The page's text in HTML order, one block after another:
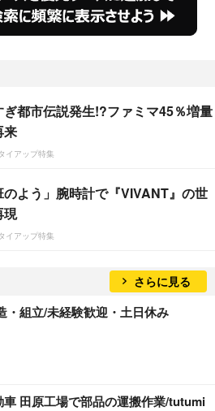
ぎ都市伝説発生!?ファミマ45％増量
来
イアップ特集
のよう」腕時計で『VIVANT』の世
現
イアップ特集
さらに見る
・組立/未経験歓迎・土日休み
田原工場で部品の運搬作業/tutumi